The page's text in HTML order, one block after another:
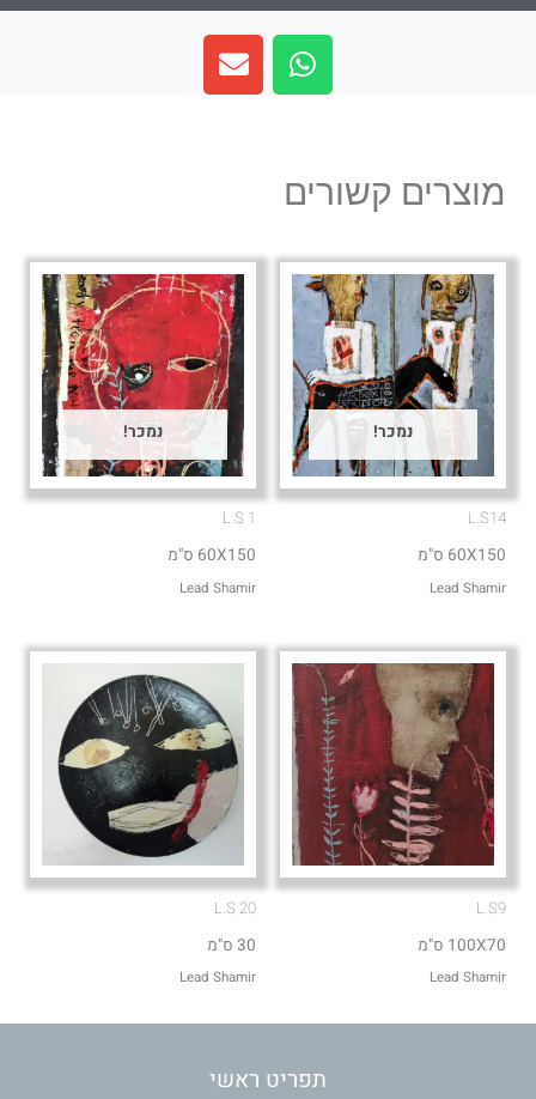
W
h
a
a
p
E
n
v
e
מוצרים קשורים
נמכר!
L.S14
60X150 ס"מ
Lead Shamir
נמכר!
L.S 1
60X150 ס"מ
Lead Shamir
L.S9
100X70 ס"מ
Lead Shamir
L.S 20
30 ס"מ
Lead Shamir
תפריט ראשי